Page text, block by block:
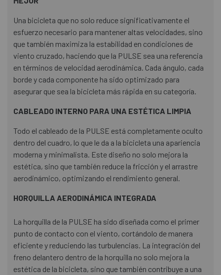
Una bicicleta que no solo reduce significativamente el
esfuerzo necesario para mantener altas velocidades, sino
que también maximiza la estabilidad en condiciones de
viento cruzado, haciendo que la PULSE sea una referencia
en términos de velocidad aerodinámica. Cada ángulo, cada
borde y cada componente ha sido optimizado para
asegurar que sea la bicicleta más rápida en su categoría.
CABLEADO INTERNO PARA UNA ESTÉTICA LIMPIA
Todo el cableado de la PULSE está completamente oculto
dentro del cuadro, lo que le da a la bicicleta una apariencia
moderna y minimalista. Este diseño no solo mejora la
estética, sino que también reduce la fricción y el arrastre
aerodinámico, optimizando el rendimiento general.
HORQUILLA AERODINÁMICA INTEGRADA
La horquilla de la PULSE ha sido diseñada como el primer
punto de contacto con el viento, cortándolo de manera
eficiente y reduciendo las turbulencias. La integración del
freno delantero dentro de la horquilla no solo mejora la
estética de la bicicleta, sino que también contribuye a una